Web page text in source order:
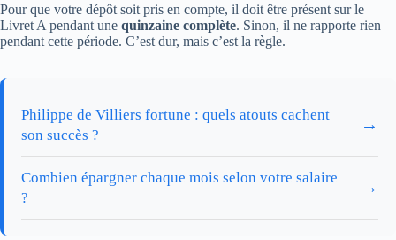
Pour que votre dépôt soit pris en compte, il doit être présent sur le
Livret A pendant une quinzaine complète. Sinon, il ne rapporte rien
pendant cette période. C’est dur, mais c’est la règle.
Philippe de Villiers fortune : quels atouts cachent
son succès ?
→
Combien épargner chaque mois selon votre salaire
?
→